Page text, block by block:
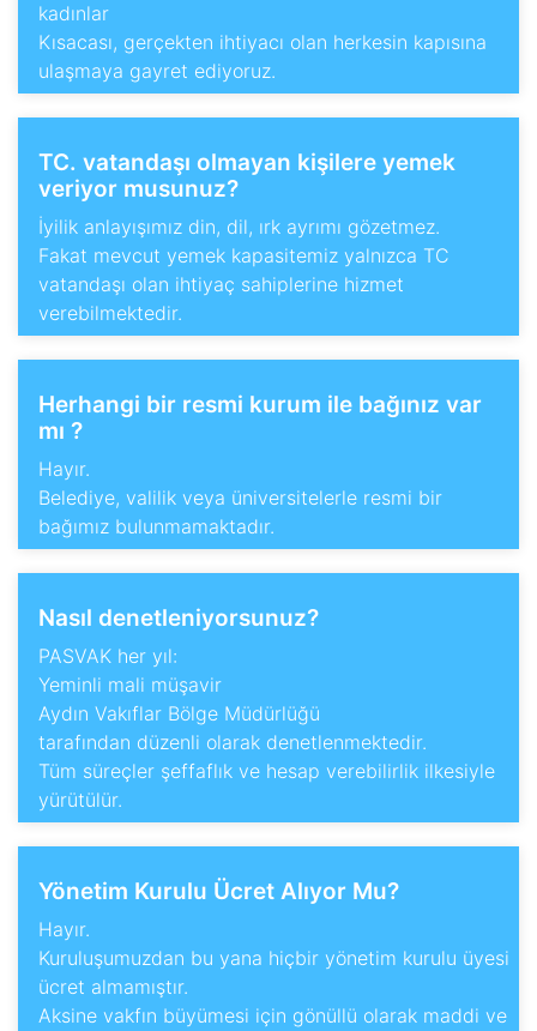
kadınlar
Kısacası, gerçekten ihtiyacı olan herkesin kapısına
ulaşmaya gayret ediyoruz.
TC. vatandaşı olmayan kişilere yemek
veriyor musunuz?
İyilik anlayışımız din, dil, ırk ayrımı gözetmez.
Fakat mevcut yemek kapasitemiz yalnızca TC
vatandaşı olan ihtiyaç sahiplerine hizmet
verebilmektedir.
Herhangi bir resmi kurum ile bağınız var
mı ?
Hayır.
Belediye, valilik veya üniversitelerle resmi bir
bağımız bulunmamaktadır.
Nasıl denetleniyorsunuz?
PASVAK her yıl:
Yeminli mali müşavir
Aydın Vakıflar Bölge Müdürlüğü
tarafından düzenli olarak denetlenmektedir.
Tüm süreçler şeffaflık ve hesap verebilirlik ilkesiyle
yürütülür.
Yönetim Kurulu Ücret Alıyor Mu?
Hayır.
Kuruluşumuzdan bu yana hiçbir yönetim kurulu üyesi
ücret almamıştır.
Aksine vakfın büyümesi için gönüllü olarak maddi ve